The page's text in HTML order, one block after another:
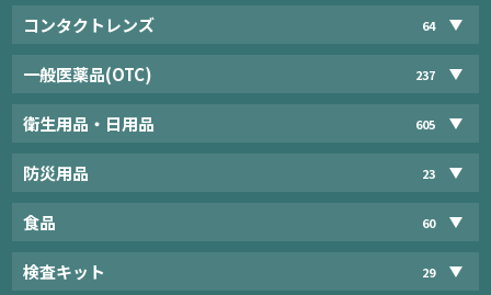
コンタクトレンズ 64
一般医薬品(OTC) 237
衛生用品・日用品 605
防災用品 23
食品 60
検査キット 29